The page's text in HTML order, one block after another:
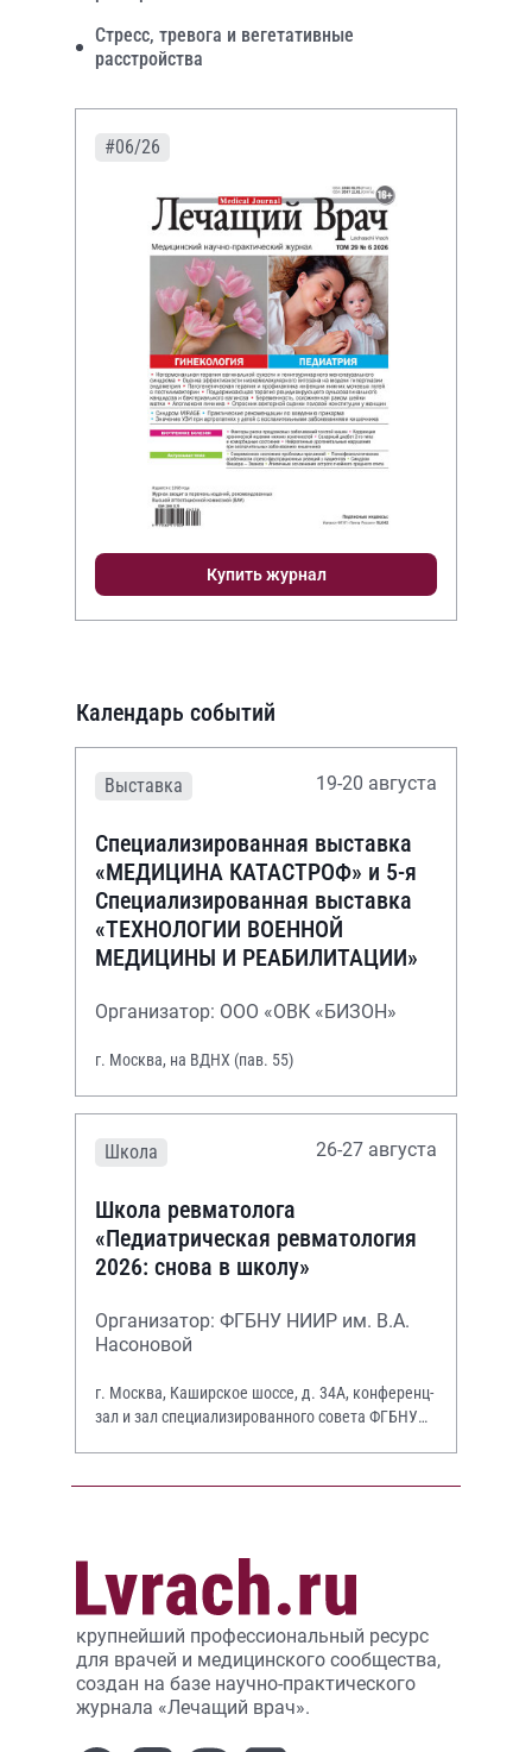
Стресс, тревога и вегетативные
расстройства
#06/26
Купить журнал
Календарь событий
Выставка 19-20 августа
Специализированная выставка
«МЕДИЦИНА КАТАСТРОФ» и 5-я
Специализированная выставка
«ТЕХНОЛОГИИ ВОЕННОЙ
МЕДИЦИНЫ И РЕАБИЛИТАЦИИ»
Организатор: ООО «ОВК «БИЗОН»
г. Москва, на ВДНХ (пав. 55)
Школа 26-27 августа
Школа ревматолога
«Педиатрическая ревматология
2026: снова в школу»
Организатор: ФГБНУ НИИР им. В.А.
Насоновой
г. Москва, Каширское шоссе, д. 34А, конференц-
зал и зал специализированного совета ФГБНУ
крупнейший профессиональный ресурс
для врачей и медицинского сообщества,
создан на базе научно-практического
журнала «Лечащий врач».